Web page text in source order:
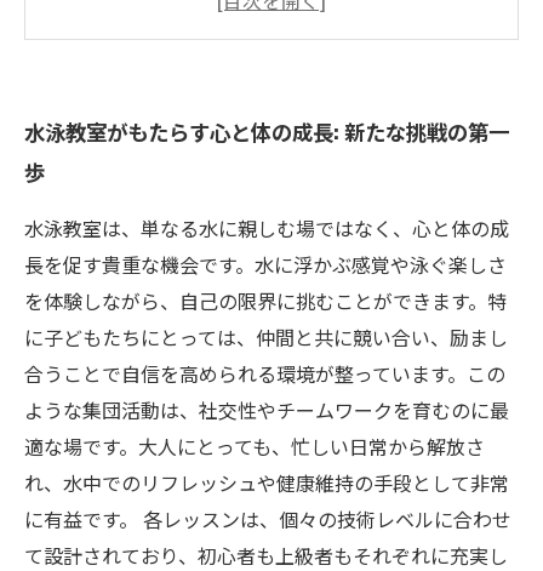
スンの効果
談
水泳教室で得られる充実感: 成長のチャンスを広
げる方法
水泳教室がもたらす心と体の成長: 新たな挑戦の第一
歩
水泳教室は、単なる水に親しむ場ではなく、心と体の成
長を促す貴重な機会です。水に浮かぶ感覚や泳ぐ楽しさ
を体験しながら、自己の限界に挑むことができます。特
に子どもたちにとっては、仲間と共に競い合い、励まし
合うことで自信を高められる環境が整っています。この
ような集団活動は、社交性やチームワークを育むのに最
適な場です。大人にとっても、忙しい日常から解放さ
れ、水中でのリフレッシュや健康維持の手段として非常
に有益です。 各レッスンは、個々の技術レベルに合わせ
て設計されており、初心者も上級者もそれぞれに充実し